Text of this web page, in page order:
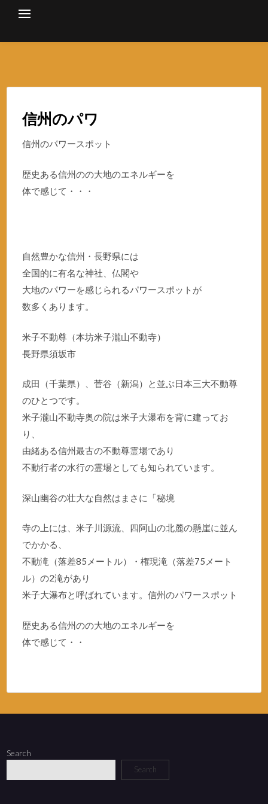
信州のパワ
信州のパワースポット
歴史ある信州のの大地のエネルギーを
体で感じて・・・
自然豊かな信州・長野県には
全国的に有名な神社、仏閣や
大地のパワーを感じられるパワースポットが
数多くあります。
米子不動尊（本坊米子瀧山不動寺）
長野県須坂市
成田（千葉県）、菅谷（新潟）と並ぶ日本三大不動尊
のひとつです。
米子瀧山不動寺奥の院は米子大瀑布を背に建ってお
り、
由緒ある信州最古の不動尊霊場であり
不動行者の水行の霊場としても知られています。
深山幽谷の壮大な自然はまさに「秘境
寺の上には、米子川源流、四阿山の北麓の懸崖に並ん
でかかる、
不動滝（落差85メートル）・権現滝（落差75メート
ル）の2滝があり
米子大瀑布と呼ばれています。信州のパワースポット
歴史ある信州のの大地のエネルギーを
体で感じて・・
Search
Search